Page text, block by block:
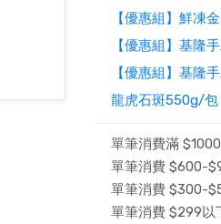
【優惠組】鮮凍
【優惠組】基隆
【優惠組】基隆
龍虎石斑550g/包
單筆消費滿
單筆消費 $600-
單筆消費 $300-
單筆消費 $299以